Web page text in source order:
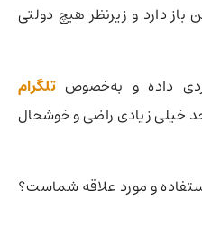
دارد و زیرنظر هیچ دولتی
داده و به‌خصوصتلگرام
خیلی زیادی راضی و خوشحال
و مورد علاقه شماست؟